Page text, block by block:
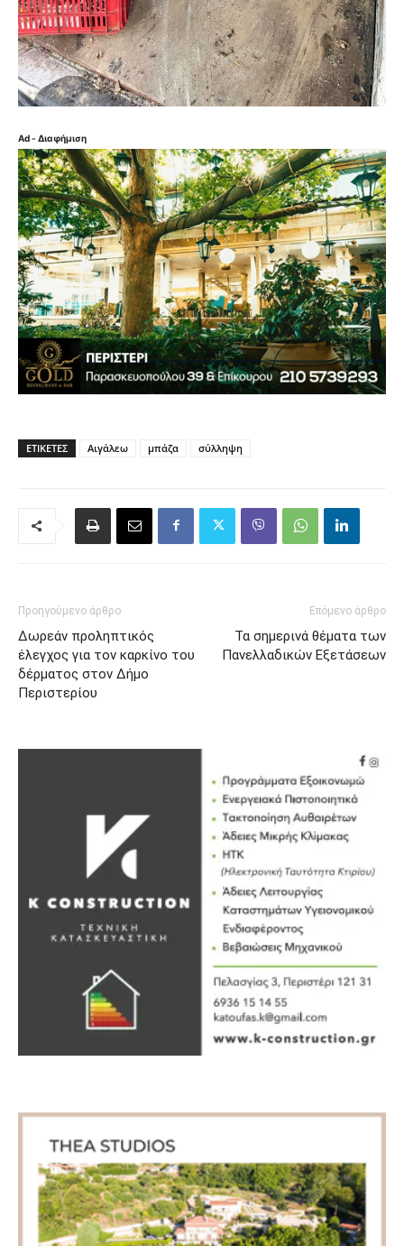
Ad - Διαφήμιση
ΕΤΙΚΈΤΕΣ Αιγάλεω μπάζα σύλληψη
Προηγούμενο άρθρο
Δωρεάν προληπτικός
έλεγχος για τον καρκίνο του
δέρματος στον Δήμο
Περιστερίου
Επόμενο άρθρο
Τα σημερινά θέματα των
Πανελλαδικών Εξετάσεων